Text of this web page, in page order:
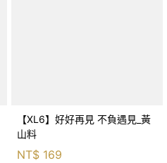
【XL6】好好再見 不負遇見_黃
山料
NT$ 169